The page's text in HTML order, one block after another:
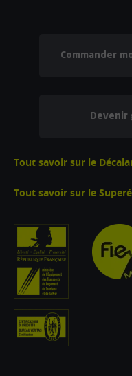
Commander
Devenir
Tout savoir sur le
Tout savoir sur le